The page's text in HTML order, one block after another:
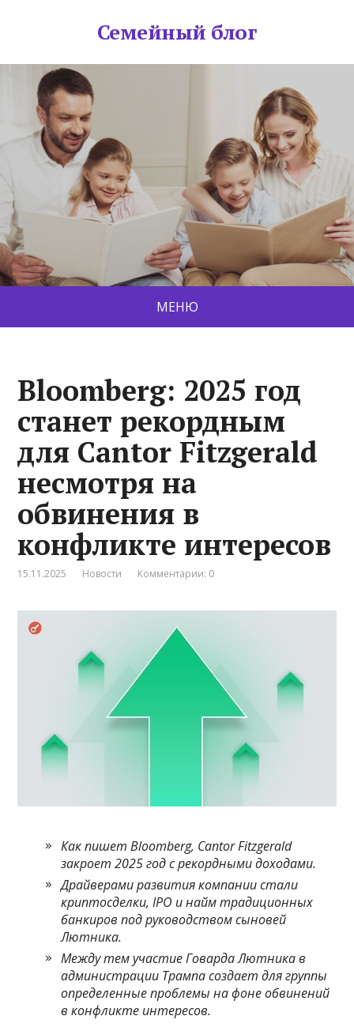
Семейный блог
МЕНЮ
Bloomberg: 2025 год
станет рекордным
для Cantor Fitzgerald
несмотря на
обвинения в
конфликте интересов
15.11.2025 Новости Комментарии: 0
Как пишет Bloomberg, Cantor Fitzgerald
закроет 2025 год с рекордными доходами.
Драйверами развития компании стали
криптосделки, IPO и найм традиционных
банкиров под руководством сыновей
Лютника.
Между тем участие Говарда Лютника в
администрации Трампа создает для группы
определенные проблемы на фоне обвинений
в конфликте интересов.